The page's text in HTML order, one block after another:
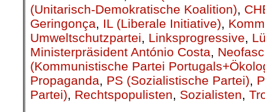
(Unitarisch-Demokratische Koalition),
Geringonça, IL (Liberale Initiative),
Umweltschutzpartei, Linksprogressive,
Ministerpräsident António Costa,
(Kommunistische Partei
Propaganda, PS (Sozialistische Partei),
Partei), Rechtspopulisten, Sozialisten,